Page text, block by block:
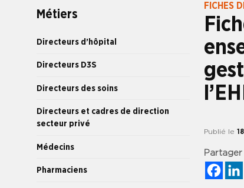
Métiers
Directeurs d’hôpital
Directeurs D3S
Directeurs des soins
Directeurs et cadres de direction
secteur privé
Médecins
Pharmaciens
FICHES
Publié le
Partager